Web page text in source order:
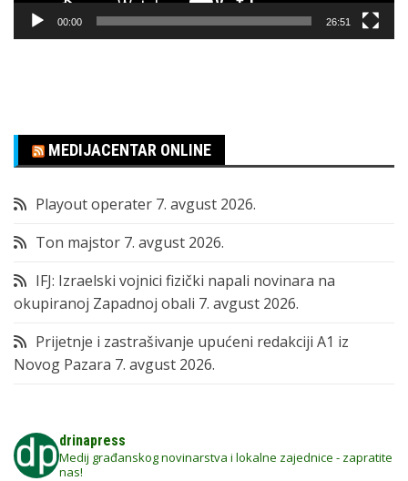
00:00 26:51
MEDIJACENTAR ONLINE
Playout operater 7. avgust 2026.
Ton majstor 7. avgust 2026.
IFJ: Izraelski vojnici fizički napali novinara na
okupiranoj Zapadnoj obali 7. avgust 2026.
Prijetnje i zastrašivanje upućeni redakciji A1 iz
Novog Pazara 7. avgust 2026.
drinapress
Medij građanskog novinarstva i lokalne zajednice - zapratite
nas!